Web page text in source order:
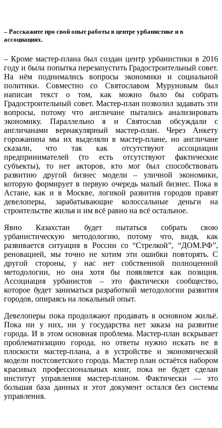
– Расскажите про свой опыт работы в центре урбанистике и в
ассоциациях.
– Кроме мастер-плана был создан центр урбанистики в 2016
году и была попытка перезапустить Градостроительный совет.
На нём поднимались вопросы экономики и социальной
политики. Совместно со Святославом Муруновым был
написан текст о том, как можно было бы собрать
Градостроительный совет. Мастер-план позволил задавать эти
вопросы, потому что англичане пытались анализировать
экономику. Параллельно я и Святослав обсуждали с
англичанами вернакулярный мастер-план. Через Анкету
горожанина мы их выделяли в мастер-плане, но англичане
сказали, что так как отсутствуют ассоциации
предпринимателей (то есть отсутствуют фактические
субъекты), то нет акторов, кто мог был способствовать
развитию другой бизнес модели – уличной экономики,
которую формирует в первую очередь малый бизнес. Пока в
Астане, как и в Москве, логикой развития городов правят
девелоперы, зарабатывающие колоссальные деньги на
строительстве жилья и им всё равно на всё остальное.
Явно Казахстан будет пытаться собрать свою
урбанистическую методологию, потому что, видя, как
развивается ситуация в России со “Стрелкой”, “ДОМ.РФ”,
реновацией, мы точно не хотим эти ошибки повторять. С
другой стороны, у нас нет собственной полноценной
методологии, но она хотя бы появляется как позиция.
Ассоциация урбанистов – это фактически сообщество,
которое будет заниматься разработкой методологии развития
городов, опираясь на локальный опыт.
Девелоперы пока продолжают продавать в основном жильё.
Пока ни у них, ни у государства нет заказа на развитие
города. И в этом основная проблема. Мастер-план вскрывает
проблематизацию города, но ответы нужно искать не в
плоскости мастер-плана, а в устройстве и экономической
модели постсоветского города. Мастер план остаётся набором
красивых профессиональных книг, пока не будет сделан
институт управления мастер-планом. Фактически — это
большая база данных и этот документ остался без системы
управления.